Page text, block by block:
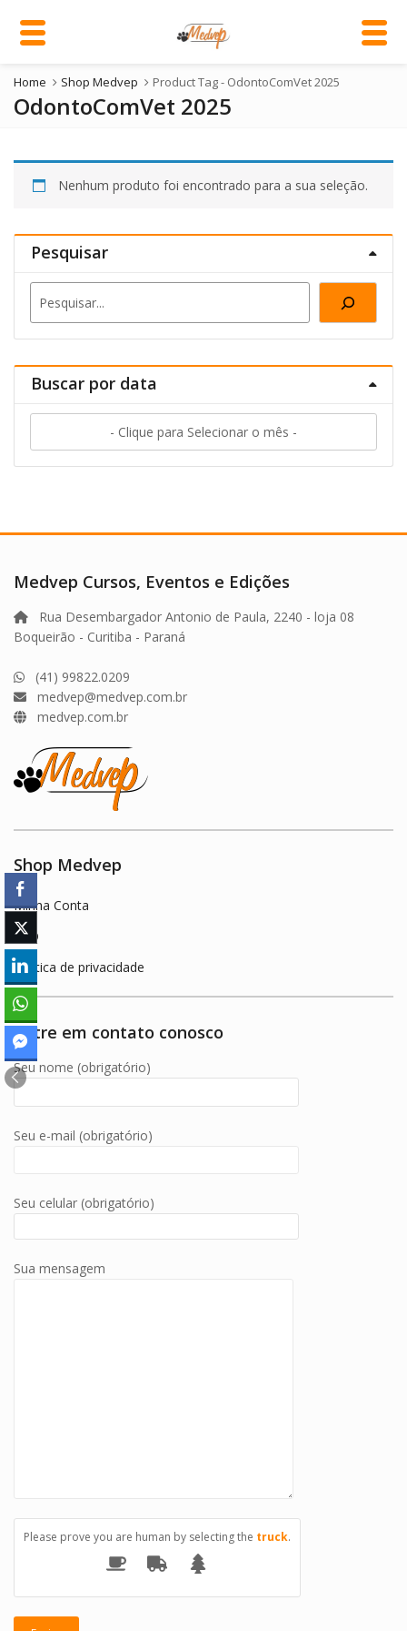
Home Shop Medvep Product Tag - OdontoComVet 2025
OdontoComVet 2025
Nenhum produto foi encontrado para a sua seleção.
Pesquisar
Buscar por data
- Clique para Selecionar o mês -
Medvep Cursos, Eventos e Edições
Rua Desembargador Antonio de Paula, 2240 - loja 08
Boqueirão - Curitiba - Paraná
(41) 99822.0209
medvep@medvep.com.br
medvep.com.br
Shop Medvep
Minha Conta
FAQ
Política de privacidade
Entre em contato conosco
Seu nome (obrigatório)
Seu e-mail (obrigatório)
Seu celular (obrigatório)
Sua mensagem
Please prove you are human by selecting the truck.